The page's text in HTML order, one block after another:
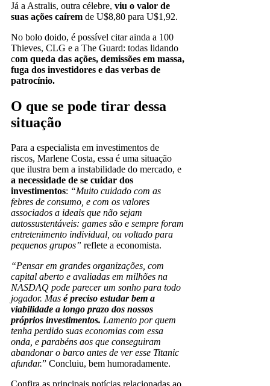
Já a Astralis, outra célebre, viu o valor de
suas ações caírem de U$8,80 para U$1,92.
No bolo doido, é possível citar ainda a 100
Thieves, CLG e a The Guard: todas lidando
com queda das ações, demissões em massa,
fuga dos investidores e das verbas de
patrocínio.
O que se pode tirar dessa
situação
Para a especialista em investimentos de
riscos, Marlene Costa, essa é uma situação
que ilustra bem a instabilidade do mercado, e
a necessidade de se cuidar dos
investimentos: “Muito cuidado com as
febres de consumo, e com os valores
associados a ideais que não sejam
autossustentáveis: games são e sempre foram
entretenimento individual, ou voltado para
pequenos grupos” reflete a economista.
“Pensar em grandes organizações, com
capital aberto e avaliadas em milhões na
NASDAQ pode parecer um sonho para todo
jogador. Mas é preciso estudar bem a
viabilidade a longo prazo dos nossos
próprios investimentos. Lamento por quem
tenha perdido suas economias com essa
onda, e parabéns aos que conseguiram
abandonar o barco antes de ver esse Titanic
afundar.” Concluiu, bem humoradamente.